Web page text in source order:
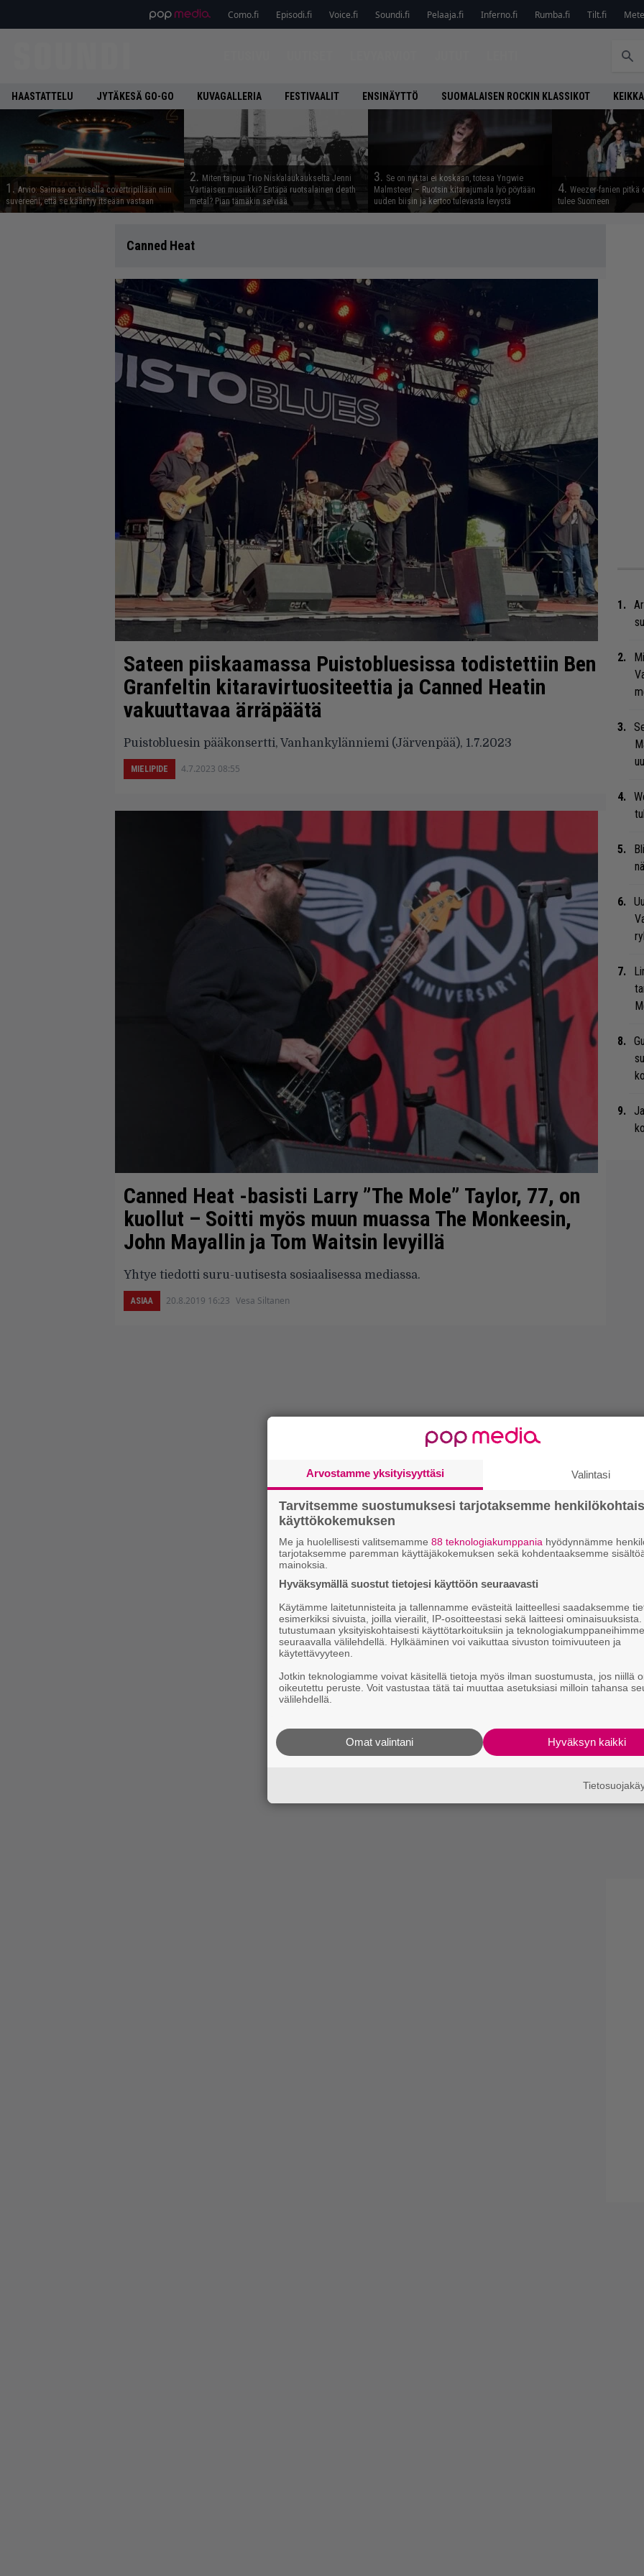
Como.fi Episodi.fi Voice.fi Soundi.fi Pelaaja.fi Inferno.fi Rumba.fi Tilt.fi
HAASTATTELU JYTÄKESÄ GO-GO KUVAGALLERIA FESTIVAALIT ENSINÄYTTÖ SUOMALAISEN ROCKIN KLASSIKOT KEIKKA
1. Arvio: Saimaa on toisella covertripillään niin
suvereeni, että se kääntyy itseään vastaan
2. Miten taipuu Trio Niskalaukaukselta Jenni
Vartiaisen musiikki? Entäpä ruotsalainen death
metal? Pian tämäkin selviää
3. Se on nyt tai ei koskaan, toteaa Yngwie
Malmsteen – Ruotsin kitarajumala lyö pöytään
uuden biisin ja kertoo tulevasta levystä
4. Weezer-fanien pitkä
tulee Suomeen
Canned Heat
Sateen piiskaamassa Puistobluesissa todistettiin Ben
Granfeltin kitaravirtuositeettia ja Canned Heatin
vakuuttavaa ärräpäätä
Puistobluesin pääkonsertti, Vanhankylänniemi (Järvenpää), 1.7.2023
MIELIPIDE 4.7.2023 08:55
Canned Heat -basisti Larry ”The Mole” Taylor, 77, on
kuollut – Soitti myös muun muassa The Monkeesin,
John Mayallin ja Tom Waitsin levyillä
Yhtye tiedotti suru-uutisesta sosiaalisessa mediassa.
ASIAA 20.8.2019 16:23 Vesa Siltanen
Arvostamme yksityisyyttäsi Valintasi
Tarvitsemme suostumuksesi tarjotaksemme
käyttökokemuksen
Me ja huolellisesti valitsemamme 88 teknologiakumppania hyödynnämme
tarjotaksemme paremman käyttäjäkokemuksen sekä kohdentaaksemme
mainoksia.
Hyväksymällä suostut tietojesi käyttöön seuraavasti
Käytämme laitetunnisteita ja tallennamme evästeitä laitteellesi saadaksemme
esimerkiksi sivuista, joilla vierailit, IP-osoitteestasi sekä laitteesi
tutustumaan yksityiskohtaisesti käyttötarkoituksiin ja teknologiakumppaneihimme
seuraavalla välilehdellä. Hylkääminen voi vaikuttaa sivuston toimivuuteen ja
käytettävyyteen.
Jotkin teknologiamme voivat käsitellä tietoja myös ilman suostumusta, jos niillä
oikeutettu peruste. Voit vastustaa tätä tai muuttaa asetuksiasi milloin tahansa
välilehdellä.
Hyväksyn kaikki
Omat valintani